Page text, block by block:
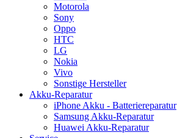
Motorola
Sony
Oppo
HTC
LG
Nokia
Vivo
Sonstige Hersteller
Akku-Reparatur
iPhone Akku - Batteriereparatur
Samsung Akku-Reparatur
Huawei Akku-Reparatur